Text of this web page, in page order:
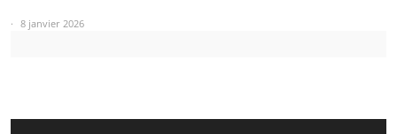
8 janvier 2026